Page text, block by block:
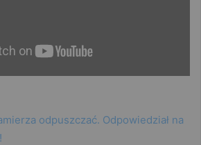
odpuszczać. Odpowiedział na